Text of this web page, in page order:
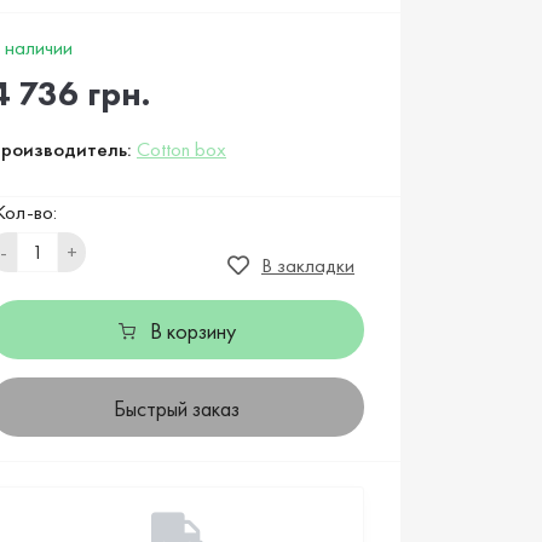
736 грн.
Cotton box
во:
-
+
В закладки
В корзину
Быстрый заказ